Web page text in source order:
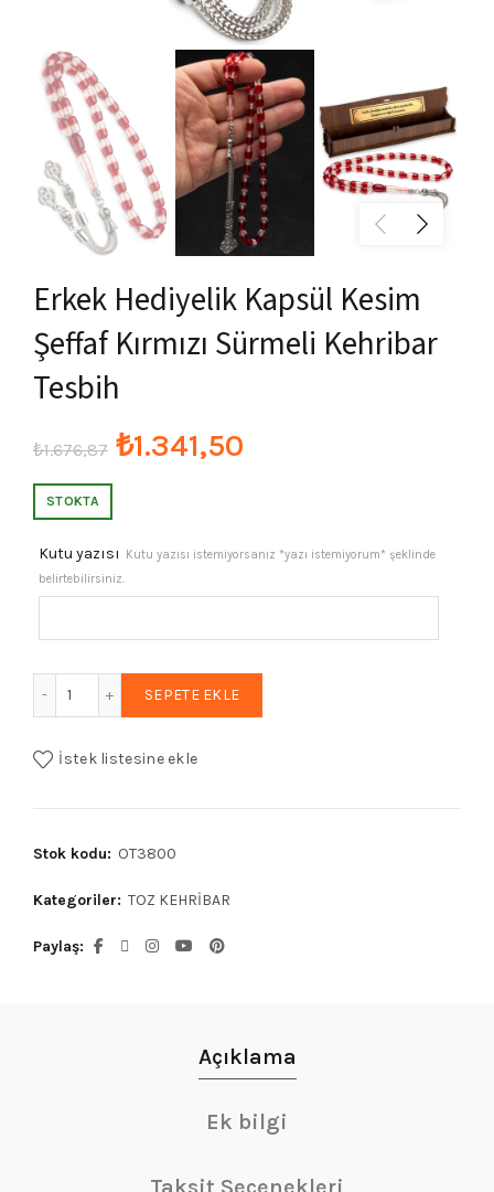
Erkek Hediyelik Kapsül Kesim
Şeffaf Kırmızı Sürmeli Kehribar
Tesbih
₺1.676,87 Orijinal
₺1.676,87.
₺1.341,50
fiyat:
₺1.341,50.
STOKTA
Kutu yazısı
Kutu yazısı istemiyorsanız *yazı istemiyorum* şeklinde
belirtebilirsiniz.
SEPETE EKLE
İstek listesine ekle
Stok kodu: OT3800
Kategoriler: TOZ KEHRİBAR
Paylaş
Açıklama
Ek bilgi